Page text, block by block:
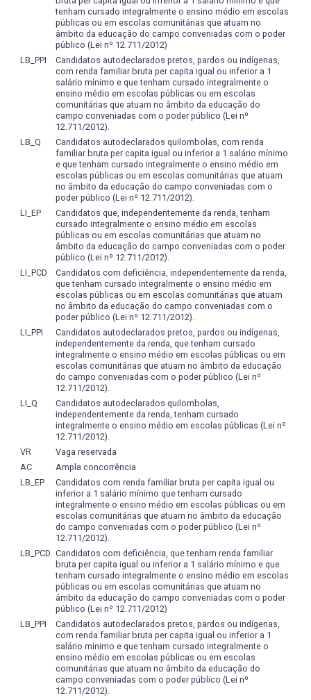
semestres finais do curso, a estágios, estudos avançados
e trabalhos de pesquisa pertinentes a essa
especialidade. 2.5. Criar parcerias com universidades de
fora do Brasil a fim de promover intercâmbios tanto de
alunos quanto de professores que venham a proporcionar
aos participantes um semestre de imersão na cultura
estrangeira e de estudos e/ou pesquisa em um curso
formador de tradutores.
modo integrado aos demais Cursos de Bacharelado em
Letras Tradução da IES (no momento, o Curso de
Tradução Espanhol/Português), de modo a preservar a
unidade da concepção de Curso de Tradução sem, com
isso, desconsiderar a especificidade de cada Curso.
Conforme o Artigo 3º, Inciso VIII, da Lei nº 10.861, de 14 de
abril de 2004: “planejamento e avaliação, especialmente
dos processos, resultados e eficácia da auto avaliação
institucional”, a Coordenação prevê que o curso de
Tradução seja sistemática e periodicamente avaliado por
seus membros e ainda pelos egressos do curso já
inseridos no mercado de trabalho da tradução. Essa
função, naturalmente, cabe tanto ao Colegiado quanto ao
Núcleo Docente Estruturante. Entre os itens a serem
constantemente avaliados, estejam os seguintes: 1)
Projeto Pedagógico; 2) conteúdos das disciplinas; 3)
recursos materiais e de infraestrutura, incluídos aí os
recursos da Biblioteca; 5) desempenho dentro e fora da
sala de aula do quadro docente; 6) desempenho do
quadro técnico-administrativo; 7) adequação,
principalmente das disciplinas de Pesquisa em Letras,
Estudos Avançados, Estágios e Trabalho de Conclusão de
Curso (TCC) às demandas do mercado de trabalho e/ou
às mais recentes publicações em Linguística Aplicada,
Literatura Comparada e/ou Estudos da Tradução que se
debruçam sobre as questões da atividade tradutória. A
avaliação interna, realizada por discentes, docentes e
servidores técnico-administrativos, dá-se por meio de
questionário individual e de caráter sigiloso da identidade
do entrevistado, e visa diagnosticar a visão dos sujeitos
em relação a diversos aspectos do Curso e da IES. Há
avaliações promovidas pela IES, pela Unidade e pelo
Colegiado/NDE.
pesquisa e de extensão, o que contribui para a formação
de um profissional ligado às necessidades de sua
comunidade e fomentador de soluções acadêmicas a
esses anseios. A Câmara de Pesquisa do CLC desenvolve,
de modo consistente, um número relevante de projetos
de pesquisa, com a participação de inúmeros alunos de
graduação. Esses projetos estão vinculados a grupos de
pesquisa do CNPq e articulados a linhas de pesquisa.
Alunos do Curso já receberam premiações no Congresso
de Iniciação Científica (CIC) da UFPel, que desde 2016
ocorre dentro da Semana Integrada de Ensino, Pesquisa e
Extensão (Siepe). Na primeira Semana Integrada, que
ocorreu em setembro de 2016, foram realizados o 24º
Congresso de Iniciação Científica (CIC), o 17º Encontro da
Pós-Graduação (Enpos), o 2º Congresso de Extensão e
Cultura (CEC) e o 1º Congresso de Ensino de Graduação
Os membros do corpo docente do Curso das mais
diversas áreas estão integrados a esses grupos de
pesquisa e vários deles possuem bolsistas e/ou atuam na
Pós-Graduaçãostricto sensu. O Programa de Pós-
Graduação em Letras/Mestrado foi criado em outubro de
2010, durante a 122ª Reunião do Conselho Técnico-
Científico da Educação Superior (CTC-ES), iniciando suas
atividades em março de 2011. No momento (2017/1),
todos os docentes da área específica de Tradução em
Língua Inglesa atuam no programa de Pós-Graduação em
Letras/Mestrado. Dos egressos do curso até hoje (dados
de abril de 2016), 20% tem mestrado na área de Tradução
e 20% são alunos de mestrado em Literatura Comparada.
tenham cursado integralmente o ensino médio em escolas
públicas ou em escolas comunitárias que atuam no
âmbito da educação do campo conveniadas com o poder
público (Lei nº 12.711/2012)
LB_PPI
Candidatos autodeclarados pretos, pardos ou indígenas,
com renda familiar bruta per capita igual ou inferior a 1
salário mínimo e que tenham cursado integralmente o
ensino médio em escolas públicas ou em escolas
comunitárias que atuam no âmbito da educação do
campo conveniadas com o poder público (Lei nº
12.711/2012).
LB_Q
Candidatos autodeclarados quilombolas, com renda
familiar bruta per capita igual ou inferior a 1 salário mínimo
e que tenham cursado integralmente o ensino médio em
escolas públicas ou em escolas comunitárias que atuam
no âmbito da educação do campo conveniadas com o
poder público (Lei nº 12.711/2012).
LI_EP
Candidatos que, independentemente da renda, tenham
cursado integralmente o ensino médio em escolas
públicas ou em escolas comunitárias que atuam no
âmbito da educação do campo conveniadas com o poder
público (Lei nº 12.711/2012).
LI_PCD
Candidatos com deficiência, independentemente da renda,
que tenham cursado integralmente o ensino médio em
escolas públicas ou em escolas comunitárias que atuam
no âmbito da educação do campo conveniadas com o
poder público (Lei nº 12.711/2012).
LI_PPI
Candidatos autodeclarados pretos, pardos ou indígenas,
independentemente da renda, que tenham cursado
integralmente o ensino médio em escolas públicas ou em
escolas comunitárias que atuam no âmbito da educação
do campo conveniadas com o poder público (Lei nº
12.711/2012).
LI_Q
Candidatos autodeclarados quilombolas,
independentemente da renda, tenham cursado
integralmente o ensino médio em escolas públicas (Lei nº
12.711/2012).
VR
Vaga reservada
AC
Ampla concorrência
LB_EP
Candidatos com renda familiar bruta per capita igual ou
inferior a 1 salário mínimo que tenham cursado
integralmente o ensino médio em escolas públicas ou em
escolas comunitárias que atuam no âmbito da educação
do campo conveniadas com o poder público (Lei nº
12.711/2012).
LB_PCD Candidatos com deficiência, que tenham renda familiar
bruta per capita igual ou inferior a 1 salário mínimo e que
tenham cursado integralmente o ensino médio em escolas
públicas ou em escolas comunitárias que atuam no
âmbito da educação do campo conveniadas com o poder
público (Lei nº 12.711/2012)
LB_PPI
Candidatos autodeclarados pretos, pardos ou indígenas,
com renda familiar bruta per capita igual ou inferior a 1
salário mínimo e que tenham cursado integralmente o
ensino médio em escolas públicas ou em escolas
comunitárias que atuam no âmbito da educação do
campo conveniadas com o poder público (Lei nº
12.711/2012).